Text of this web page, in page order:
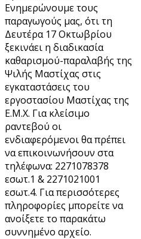
Ενημερώνουμε τους
παραγωγούς μας, ότι τη
Δευτέρα 17 Οκτωβρίου
ξεκινάει η διαδικασία
καθαρισμού-παραλαβής της
Ψιλής Μαστίχας στις
εγκαταστάσεις του
εργοστασίου Μαστίχας της
Ε.Μ.Χ. Για κλείσιμο
ραντεβού οι
ενδιαφερόμενοι θα πρέπει
να επικοινωνήσουν στα
τηλέφωνα: 2271078378
εσωτ.1 & 2271021001
εσωτ.4. Για περισσότερες
πληροφορίες μπορείτε να
ανοίξετε το παρακάτω
συννημένο αρχείο.